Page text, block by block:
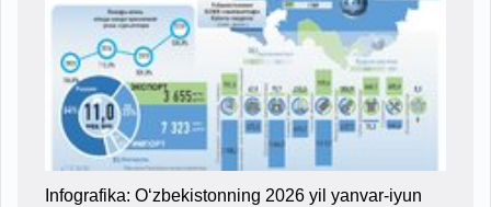
Infografika: O‘zbekistonning 2026 yil yanvar-iyun